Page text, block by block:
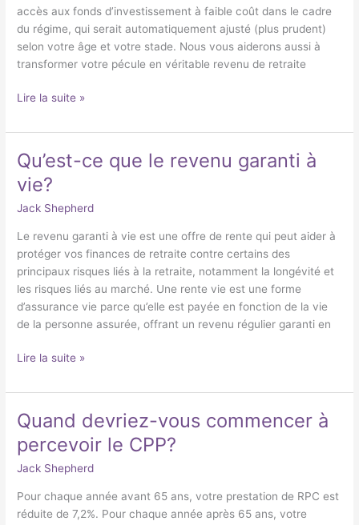
accès aux fonds d’investissement à faible coût dans le cadre
du régime, qui serait automatiquement ajusté (plus prudent)
selon votre âge et votre stade. Nous vous aiderons aussi à
transformer votre pécule en véritable revenu de retraite
de
retraite
lorsque
je
ma
Lire la suite »
Qu’est-ce que le revenu garanti à
vie?
Jack Shepherd
Le revenu garanti à vie est une offre de rente qui peut aider à
protéger vos finances de retraite contre certains des
principaux risques liés à la retraite, notamment la longévité et
les risques liés au marché. Une rente vie est une forme
d’assurance vie parce qu’elle est payée en fonction de la vie
de la personne assurée, offrant un revenu régulier garanti en
Qu’est-
ce
que
le
à
vie?
Lire la suite »
Quand devriez-vous commencer à
percevoir le CPP?
Jack Shepherd
Pour chaque année avant 65 ans, votre prestation de RPC est
réduite de 7,2%. Pour chaque année après 65 ans, votre
Quand
vous
commencer